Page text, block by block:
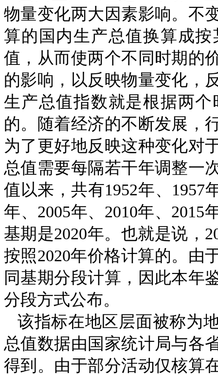
物量变化两大因素影响。不
算的国内生产总值换算成
值，从而使两个不同时期的
的影响，以反映物量变化，
生产总值指数就是根据两
的。随着经济的不断发展，
为了更好地反映这种变化对
总值需要每隔若干年调整一
值以来，共有1952年、 1957
年、 2005年、 2010年、 2015
基期是2020年。也就是说，
按照2020年价格计算的。由
同基期分段计算，因此本年
分段方式公布。
该指标在地区层面被称为
总值数据由国家统计局与各
得到。由于部分活动仅核算